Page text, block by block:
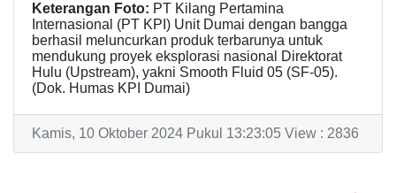
Keterangan Foto: PT Kilang Pertamina
Internasional (PT KPI) Unit Dumai dengan bangga
berhasil meluncurkan produk terbarunya untuk
mendukung proyek eksplorasi nasional Direktorat
Hulu (Upstream), yakni Smooth Fluid 05 (SF-05).
(Dok. Humas KPI Dumai)
Kamis, 10 Oktober 2024 Pukul 13:23:05 View : 2836